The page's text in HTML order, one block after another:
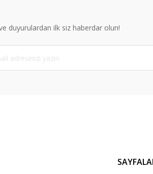
duyurulardan ilk siz haberdar olun!